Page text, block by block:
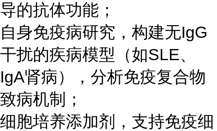
导的抗体功能；
自身免疫病研究，构建无IgG
干扰的疾病模型（如SLE、
IgA肾病），分析免疫复合物
致病机制；
细胞培养添加剂，支持免疫细